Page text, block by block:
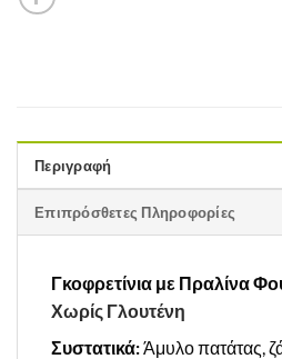
Περιγραφή
Επιπρόσθετες Πληροφορίες
Γκοφρετίνια με Πραλίνα
Χωρίς Γλουτένη
Συστατικά:Άμυλο πατάτας,